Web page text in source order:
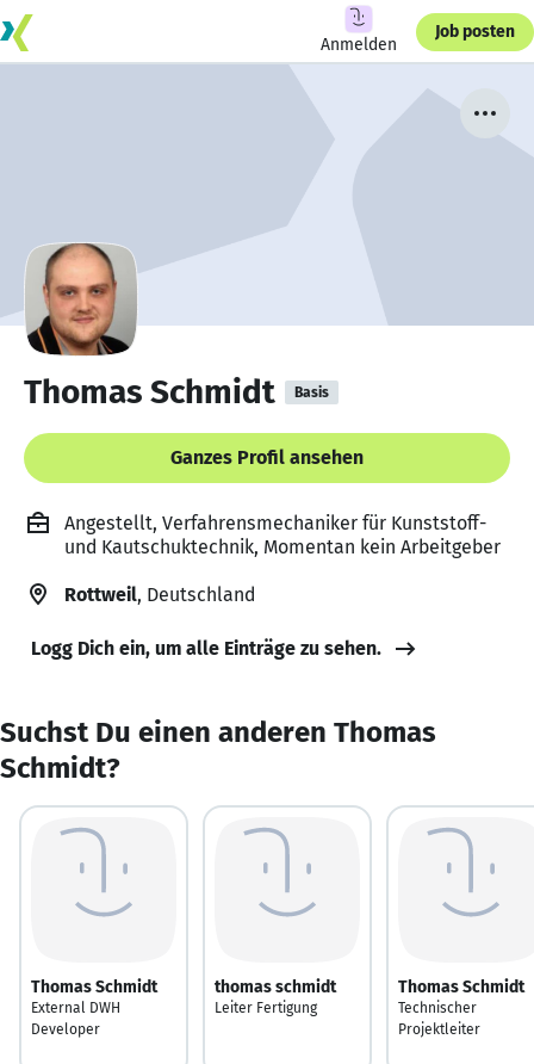
Anmelden
Job posten
Thomas Schmidt Basis
Ganzes Profil ansehen
Angestellt, Verfahrensmechaniker für Kunststoff-
und Kautschuktechnik, Momentan kein Arbeitgeber
Rottweil, Deutschland
Logg Dich ein, um alle Einträge zu sehen.
Suchst Du einen anderen Thomas
Schmidt?
Thomas Schmidt
External DWH
Developer
thomas schmidt
Leiter Fertigung
Thomas Schmidt
Technischer
Projektleiter